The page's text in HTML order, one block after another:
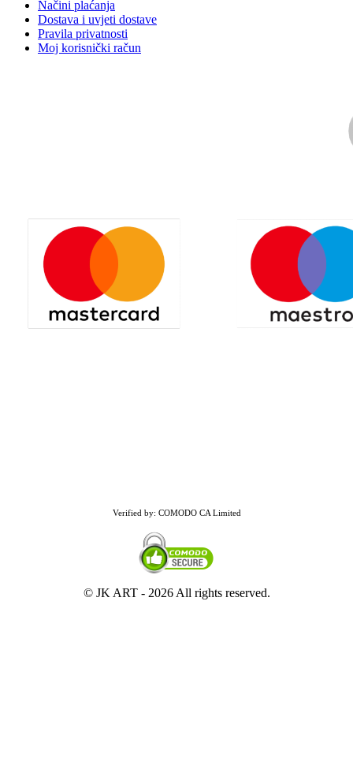
Načini plaćanja
Dostava i uvjeti dostave
Pravila privatnosti
Moj korisnički račun
Verified by: COMODO CA Limited
© JK ART - 2026 All rights reserved.